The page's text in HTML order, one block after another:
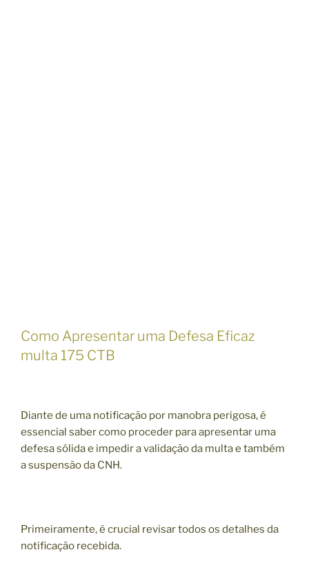
Como Apresentar uma Defesa Eficaz
multa 175 CTB
Diante de uma notificação por manobra perigosa, é
essencial saber como proceder para apresentar uma
defesa sólida e impedir a validação da multa e também
a suspensão da CNH.
Primeiramente, é crucial revisar todos os detalhes da
notificação recebida.